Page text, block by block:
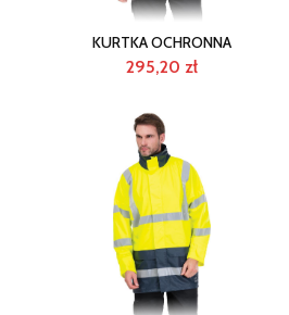
KURTKA OCHRONNA
295,20 zł